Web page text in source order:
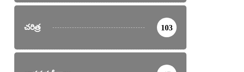
చరిత్ర 103